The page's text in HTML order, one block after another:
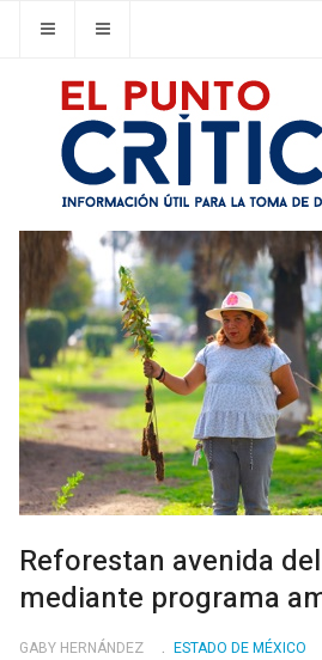
Reforestan avenida
mediante programa
GABY HERNÁNDEZ
ESTADO DE MÉXICO